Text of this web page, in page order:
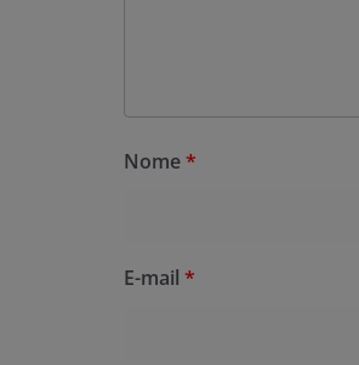
Nome*
E-mail *